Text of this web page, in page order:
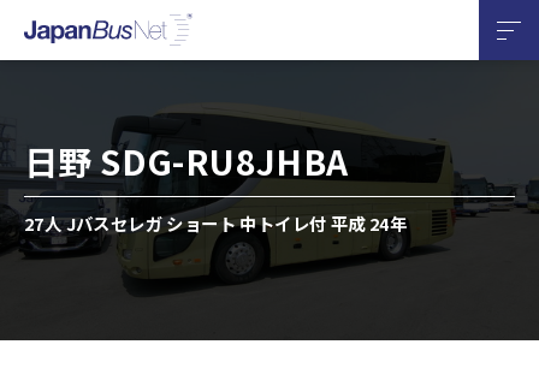
日野 SDG-RU8JHBA
27人 Jバスセレガ ショート 中トイレ付 平成 24年